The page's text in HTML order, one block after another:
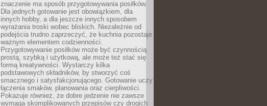
znaczenie ma sposób przygotowywania posiłków.
Dla jednych gotowanie jest obowiązkiem, dla
innych hobby, a dla jeszcze innych sposobem
wyrażania troski wobec bliskich. Niezależnie od
podejścia trudno zaprzeczyć, że kuchnia pozostaje
ważnym elementem codzienności.
Przygotowywanie posiłków może być czynnością
prostą, szybką i użytkową, ale może też stać się
formą kreatywności. Wystarczy kilka
podstawowych składników, by stworzyć coś
smacznego i satysfakcjonującego. Gotowanie uczy
łączenia smaków, planowania oraz cierpliwości.
Pokazuje również, że dobre jedzenie nie zawsze
wymaga skomplikowanych przepisów czy drogich